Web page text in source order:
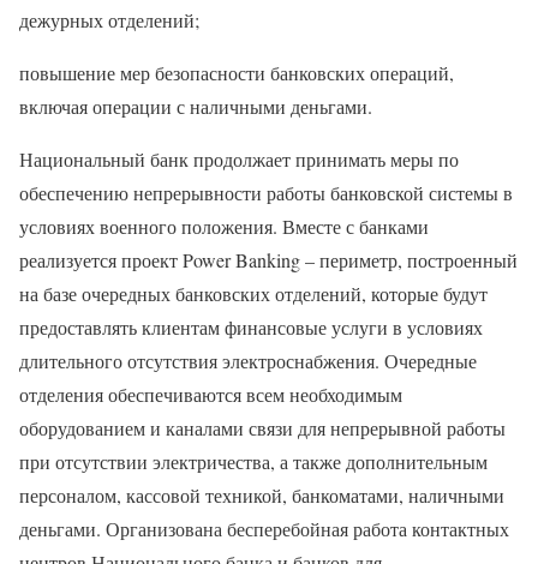
дежурных отделений;
повышение мер безопасности банковских операций,
включая операции с наличными деньгами.
Национальный банк продолжает принимать меры по
обеспечению непрерывности работы банковской системы в
условиях военного положения. Вместе с банками
реализуется проект Power Banking – периметр, построенный
на базе очередных банковских отделений, которые будут
предоставлять клиентам финансовые услуги в условиях
длительного отсутствия электроснабжения. Очередные
отделения обеспечиваются всем необходимым
оборудованием и каналами связи для непрерывной работы
при отсутствии электричества, а также дополнительным
персоналом, кассовой техникой, банкоматами, наличными
деньгами. Организована бесперебойная работа контактных